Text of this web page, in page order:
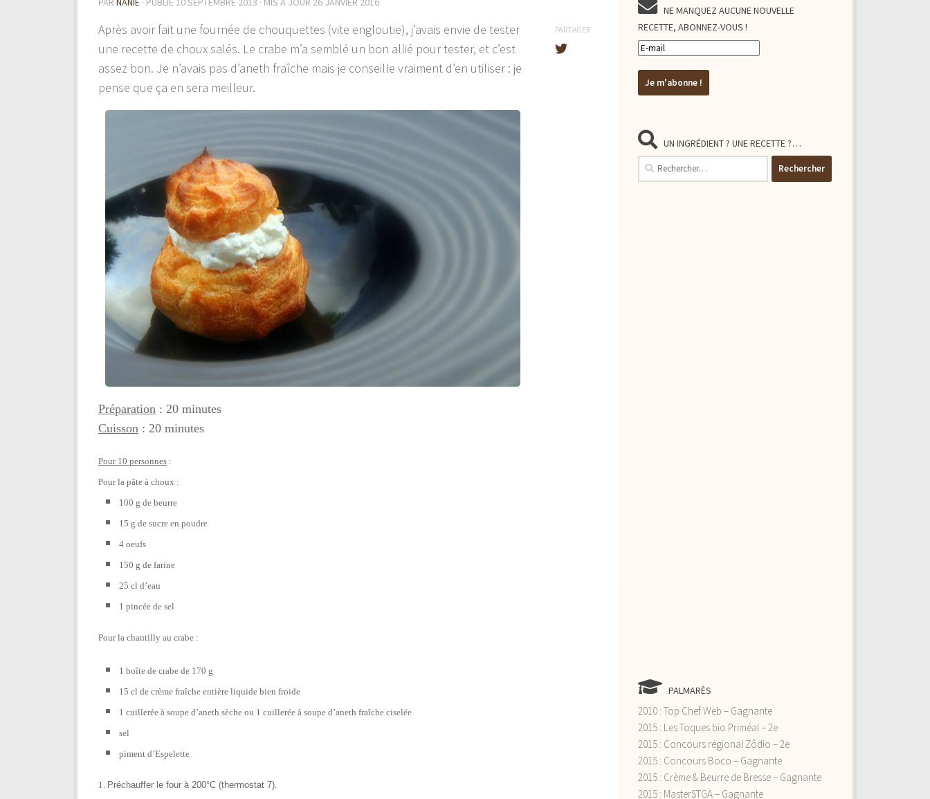
Après avoir fait une fournée de chouquettes (vite engloutie), j’avais envie de tester
une recette de choux salés. Le crabe m’a semblé un bon allié pour tester, et c’est
assez bon. Je n’avais pas d’aneth fraîche mais je conseille vraiment d’en utiliser : je
pense que ça en sera meilleur.
Préparation : 20 minutes
Cuisson : 20 minutes
Pour 10 personnes :
Pour la pâte à choux :
100 g de beurre
15 g de sucre en poudre
4 oeufs
150 g de farine
25 cl d’eau
1 pincée de sel
Pour la chantilly au crabe :
1 boîte de crabe de 170 g
15 cl de crème fraîche entière liquide bien froide
1 cuillerée à soupe d’aneth sèche ou 1 cuillerée à soupe d’aneth fraîche ciselée
sel
piment d’Espelette
1. Préchauffer le four à 200°C (thermostat 7).
PARTAGER
NE MANQUEZ AUCUNE NOUVELLE
RECETTE, ABONNEZ-VOUS !
UN INGRÉDIENT ? UNE RECETTE ?…
Rechercher :
PALMARÈS
2010 : Top Chef Web – Gagnante
2015 : Les Toques bio Priméal – 2e
2015 : Concours régional Zôdio – 2e
2015 : Concours Boco – Gagnante
2015 : Crème & Beurre de Bresse – Gagnante
2015 : MasterSTGA – Gagnante